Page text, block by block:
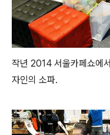
작년 2014 서울카페쇼에
자인의 소파.